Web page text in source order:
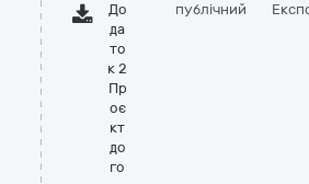
До
да
то
к 2
Пр
оє
кт
до
го
публічний